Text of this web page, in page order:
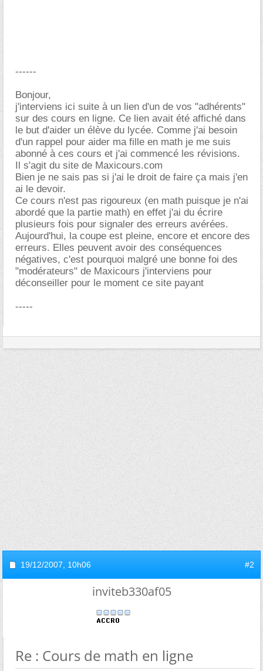
------
Bonjour,
j'interviens ici suite à un lien d'un de vos "adhérents"
sur des cours en ligne. Ce lien avait été affiché dans
le but d'aider un élève du lycée. Comme j'ai besoin
d'un rappel pour aider ma fille en math je me suis
abonné à ces cours et j'ai commencé les révisions.
Il s'agit du site de Maxicours.com
Bien je ne sais pas si j'ai le droit de faire ça mais j'en
ai le devoir.
Ce cours n'est pas rigoureux (en math puisque je n'ai
abordé que la partie math) en effet j'ai du écrire
plusieurs fois pour signaler des erreurs avérées.
Aujourd'hui, la coupe est pleine, encore et encore des
erreurs. Elles peuvent avoir des conséquences
négatives, c'est pourquoi malgré une bonne foi des
"modérateurs" de Maxicours j'interviens pour
déconseiller pour le moment ce site payant
-----
19/12/2007, 10h06 #2
inviteb330af05
Re : Cours de math en ligne